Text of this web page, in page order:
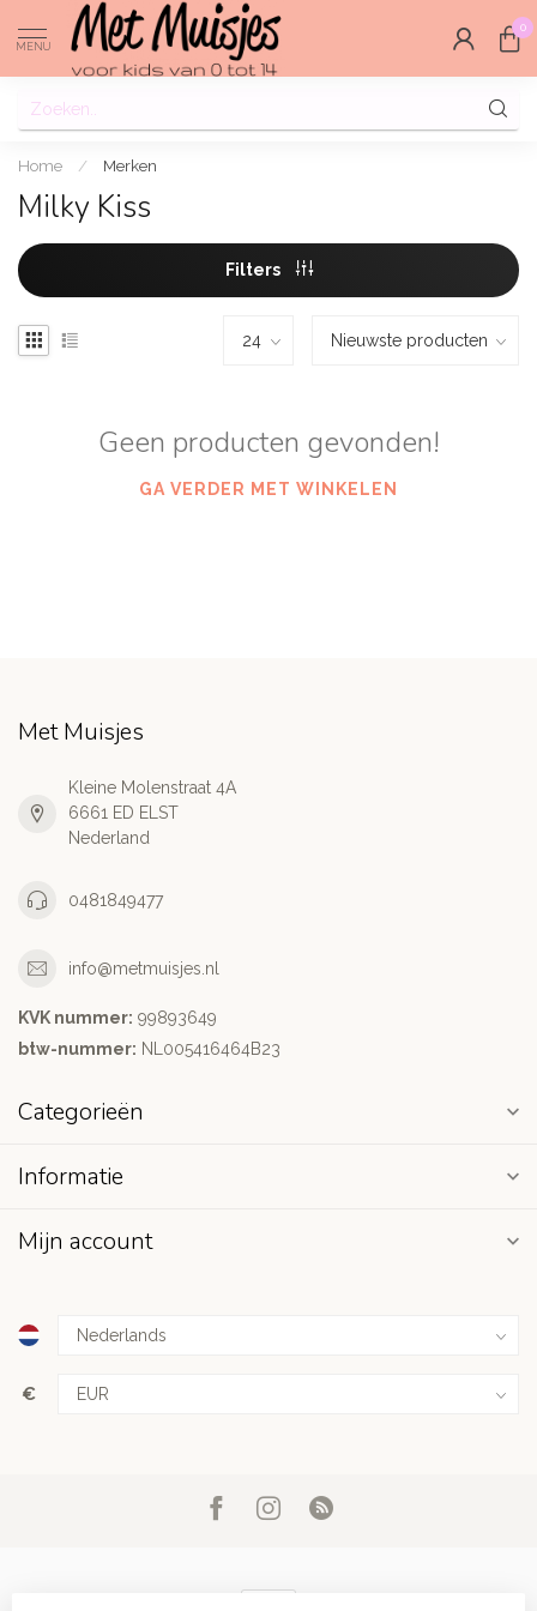
MENU
0
Home / Merken
Milky Kiss
Filters
Geen producten gevonden!
GA VERDER MET WINKELEN
Met Muisjes
Kleine Molenstraat 4A
6661 ED ELST
Nederland
0481849477
info@metmuisjes.nl
KVK nummer: 99893649
btw-nummer: NL005416464B23
Categorieën
Informatie
Mijn account
€